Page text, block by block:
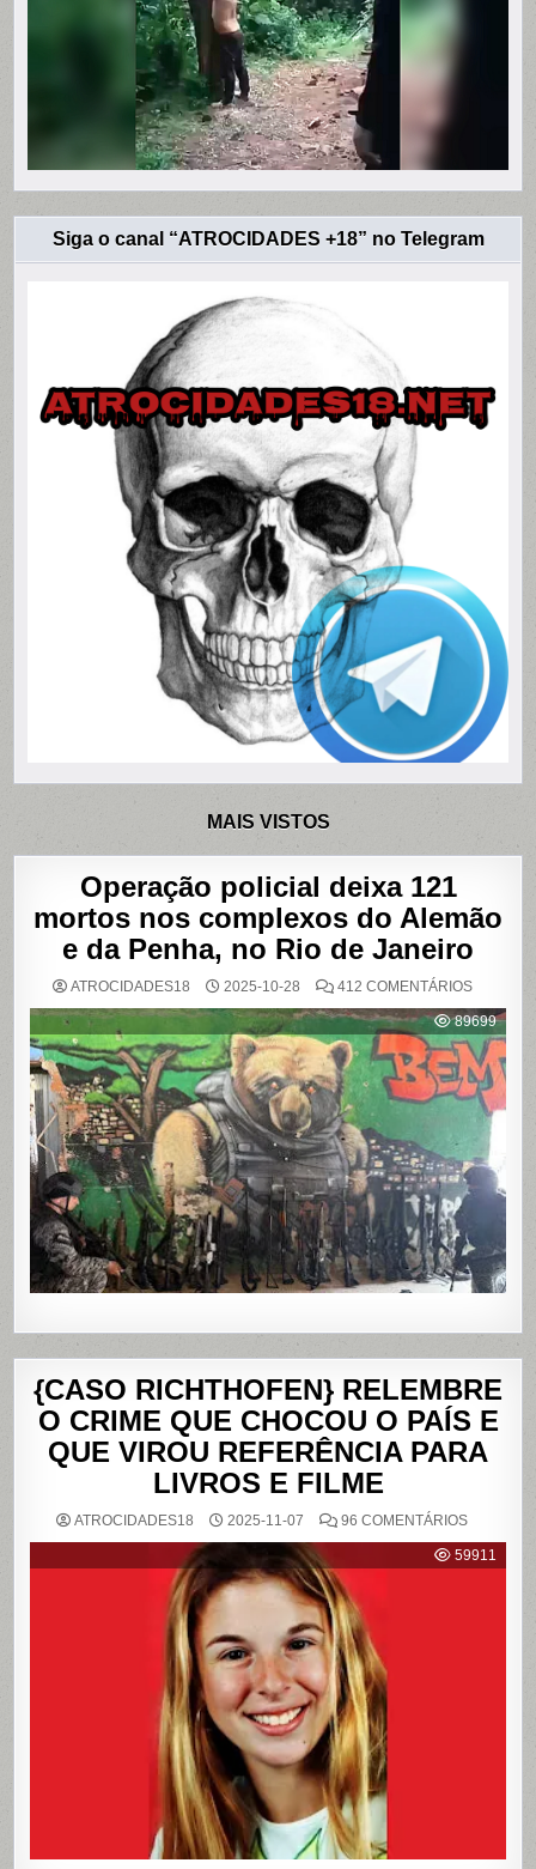
Siga o canal “ATROCIDADES +18” no Telegram
MAIS VISTOS
Operação policial deixa 121
mortos nos complexos do Alemão
e da Penha, no Rio de Janeiro
ATROCIDADES18 2025-10-28 412 COMENTÁRIOSEM
POLICIAL
DEIXA
121
MORTOS
NOS
DO
ALEMÃO
PENHA,
NO
RIO
89699
{CASO RICHTHOFEN} RELEMBRE
O CRIME QUE CHOCOU O PAÍS E
QUE VIROU REFERÊNCIA PARA
LIVROS E FILME
ATROCIDADES18 2025-11-07 96 COMENTÁRIOSEM
59911